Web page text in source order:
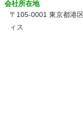
会社所在地
〒105-0001 東京都港
ィス